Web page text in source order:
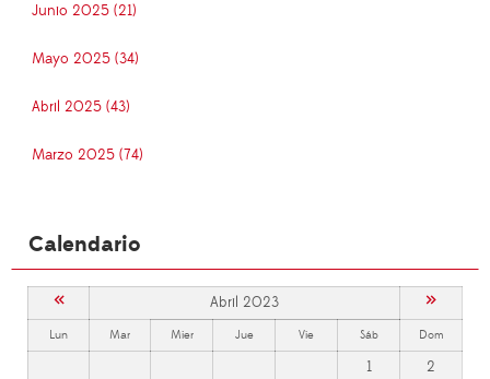
Junio 2025 (21)
Mayo 2025 (34)
Abril 2025 (43)
Marzo 2025 (74)
Calendario
« Abril 2023 »
Lun Mar Mier Jue Vie Sáb Dom
1
2